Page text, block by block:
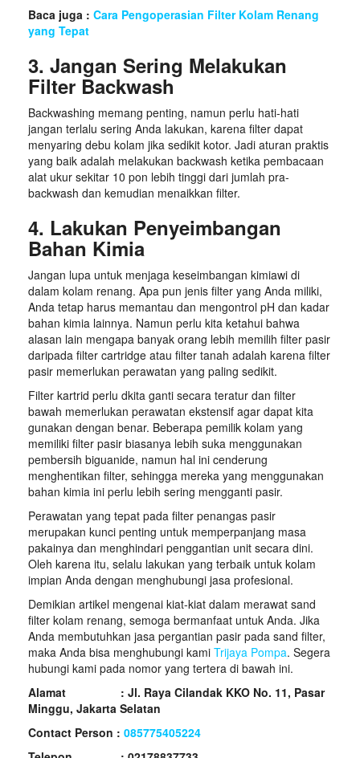
Baca juga : Cara Pengoperasian Filter Kolam Renang
yang Tepat
3. Jangan Sering Melakukan
Filter Backwash
Backwashing memang penting, namun perlu hati-hati
jangan terlalu sering Anda lakukan, karena filter dapat
menyaring debu kolam jika sedikit kotor. Jadi aturan praktis
yang baik adalah melakukan backwash ketika pembacaan
alat ukur sekitar 10 pon lebih tinggi dari jumlah pra-
backwash dan kemudian menaikkan filter.
4. Lakukan Penyeimbangan
Bahan Kimia
Jangan lupa untuk menjaga keseimbangan kimiawi di
dalam kolam renang. Apa pun jenis filter yang Anda miliki,
Anda tetap harus memantau dan mengontrol pH dan kadar
bahan kimia lainnya. Namun perlu kita ketahui bahwa
alasan lain mengapa banyak orang lebih memilih filter pasir
daripada filter cartridge atau filter tanah adalah karena filter
pasir memerlukan perawatan yang paling sedikit.
Filter kartrid perlu dkita ganti secara teratur dan filter
bawah memerlukan perawatan ekstensif agar dapat kita
gunakan dengan benar. Beberapa pemilik kolam yang
memiliki filter pasir biasanya lebih suka menggunakan
pembersih biguanide, namun hal ini cenderung
menghentikan filter, sehingga mereka yang menggunakan
bahan kimia ini perlu lebih sering mengganti pasir.
Perawatan yang tepat pada filter penangas pasir
merupakan kunci penting untuk memperpanjang masa
pakainya dan menghindari penggantian unit secara dini.
Oleh karena itu, selalu lakukan yang terbaik untuk kolam
impian Anda dengan menghubungi jasa profesional.
Demikian artikel mengenai kiat-kiat dalam merawat sand
filter kolam renang, semoga bermanfaat untuk Anda. Jika
Anda membutuhkan jasa pergantian pasir pada sand filter,
maka Anda bisa menghubungi kami Trijaya Pompa. Segera
hubungi kami pada nomor yang tertera di bawah ini.
Alamat : Jl. Raya Cilandak KKO No. 11, Pasar
Minggu, Jakarta Selatan
Contact Person : 085775405224